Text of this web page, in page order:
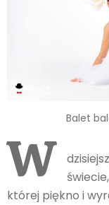
Balet
W
której piękno i